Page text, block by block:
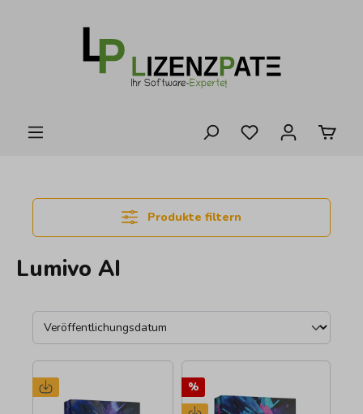
Produkte filtern
Lumivo AI
%